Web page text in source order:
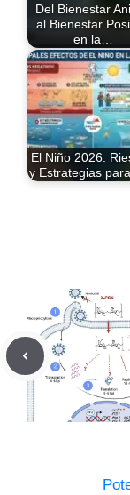
Del Bienestar
al Bienestar
en la…
El Niño 2026:
y Estrategias